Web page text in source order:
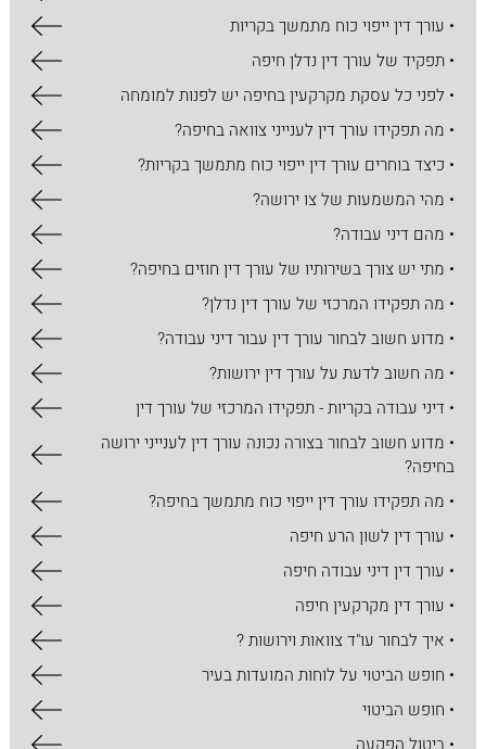
• עורך דין ייפוי כוח מתמשך בקריות
• תפקיד של עורך דין נדלן חיפה
• לפני כל עסקת מקרקעין בחיפה יש לפנות למומחה
• מה תפקידו עורך דין לענייני צוואה בחיפה?
• כיצד בוחרים עורך דין ייפוי כוח מתמשך בקריות?
• מהי המשמעות של צו ירושה?
• מהם דיני עבודה?
• מתי יש צורך בשירותיו של עורך דין חוזים בחיפה?
• מה תפקידו המרכזי של עורך דין נדלן?
• מדוע חשוב לבחור עורך דין עבור דיני עבודה?
• מה חשוב לדעת על עורך דין ירושות?
• דיני עבודה בקריות - תפקידו המרכזי של עורך דין
• מדוע חשוב לבחור בצורה נכונה עורך דין לענייני ירושה
בחיפה?
• מה תפקידו עורך דין ייפוי כוח מתמשך בחיפה?
• עורך דין לשון הרע חיפה
• עורך דין דיני עבודה חיפה
• עורך דין מקרקעין חיפה
• איך לבחור עו"ד צוואות וירושות ?
• חופש הביטוי על לוחות המועדות בעיר
• חופש הביטוי